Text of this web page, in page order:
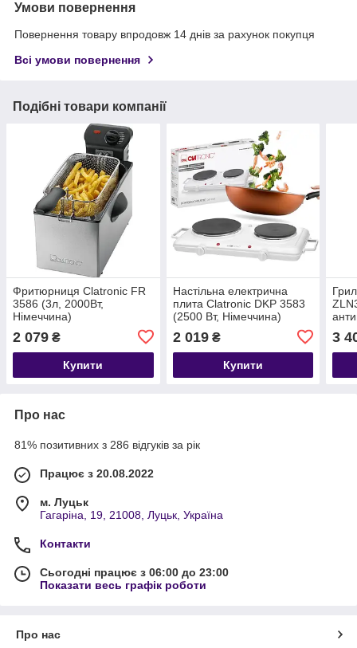
Умови повернення
Повернення товару впродовж 14 днів за рахунок покупця
Всі умови повернення
Подібні товари компанії
Фритюрниця Clatronic FR
3586 (3л, 2000Вт,
Німеччина)
2 079 ₴
Купити
Настільна електрична
плита Clatronic DKP 3583
(2500 Вт, Німеччина)
2 019₴
Купити
3
Про нас
81% позитивних з 286 відгуків за рік
Працює з 20.08.2022
м. Луцьк
Гагаріна, 19, 21008, Луцьк, Україна
Контакти
Сьогодні працює з 06:00 до 23:00
Показати весь графік роботи
Про нас